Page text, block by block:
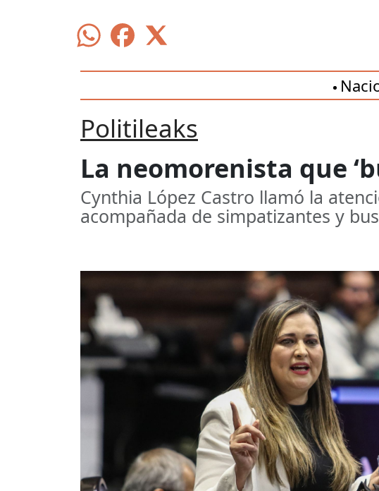
Politileaks
La neomorenista que
Cynthia López Castro llamó la
acompañada de simpatizantes y